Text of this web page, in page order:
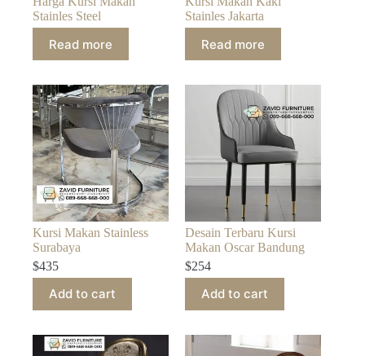
Stainles Steel
Read more
Stainles Jakarta
Read more
Kursi Makan Stainless
Surabaya
$435
Add to cart
Desain Terbaru Kursi
Makan Oscar Bandung
$254
Add to cart